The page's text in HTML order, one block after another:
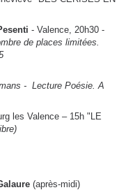
- Valence, 20h30 -
de places limitées.
- Lecture Poésie. A
les Valence – 15h "LE
(après-midi)